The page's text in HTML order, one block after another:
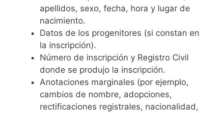
apellidos, sexo, fecha, hora y lugar de
nacimiento.
Datos de los progenitores (si constan en
la inscripción).
Número de inscripción y Registro Civil
donde se produjo la inscripción.
Anotaciones marginales (por ejemplo,
cambios de nombre, adopciones,
rectificaciones registrales, nacionalidad,